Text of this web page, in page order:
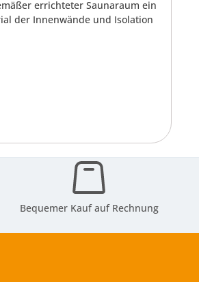
errichteter Saunaraum ein
der Innenwände und Isolation
Bequemer Kauf auf Rechnung